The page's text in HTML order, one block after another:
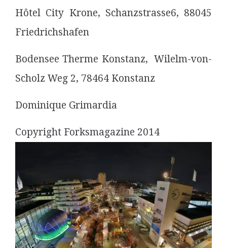
Hôtel City Krone, Schanzstrasse6, 88045
Friedrichshafen
Bodensee Therme Konstanz, Wilelm-von-
Scholz Weg 2, 78464 Konstanz
Dominique Grimardia
Copyright Forksmagazine 2014